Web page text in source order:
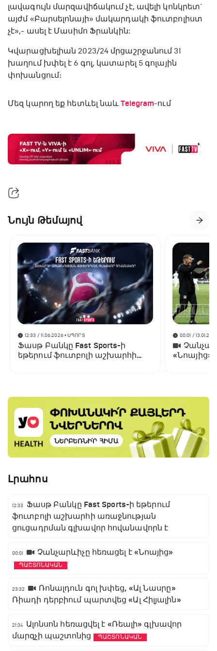
լավագույն մարզավիճակում չէ, ավելի կոնկրետ`
այժմ «Բարսելոնայի» մակարդակի ֆուտբոլիստ
չէ»,- ասել է Մասիմո Ֆրանկին:
Կվարացխելիան 2023/24 մրցաշրջանում 31
խաղում խփել է 6 գոլ, կատարել 5 գոլային
փոխանցում։
Մեզ կարող եք հետևել նաև Telegram-ում
Նույն Թեմայով
12:33 / 11.06.2026• ՍՊՈՐՏ
Ֆասթ Բանկը Fast Sports-ի
եթերում ֆուտբոլի աշխարհի
00:01 /
«Նոայից»
Լրահոս
12:33
Ֆասթ Բանկը Fast Sports-ի եթերում
ֆուտբոլի աշխարհի առաջնության
ցուցադրման գլխավոր հովանավորն է
00:01 Չանչարևիչը հեռացել է «Նոայից»
ՊԱՇՏՈՆԱԿԱՆ
23:32
Ռոնալդուն գոլ խփեց, «Ալ Նասրը»
Ռիադի դերբիում պարտվեց «Ալ Հիլյալին»
21:34 Ալոնսոն հեռացվել է «Ռեալի» գլխավոր
մարզչի պաշտոնից
ՊԱՇՏՈՆԱԿԱՆ